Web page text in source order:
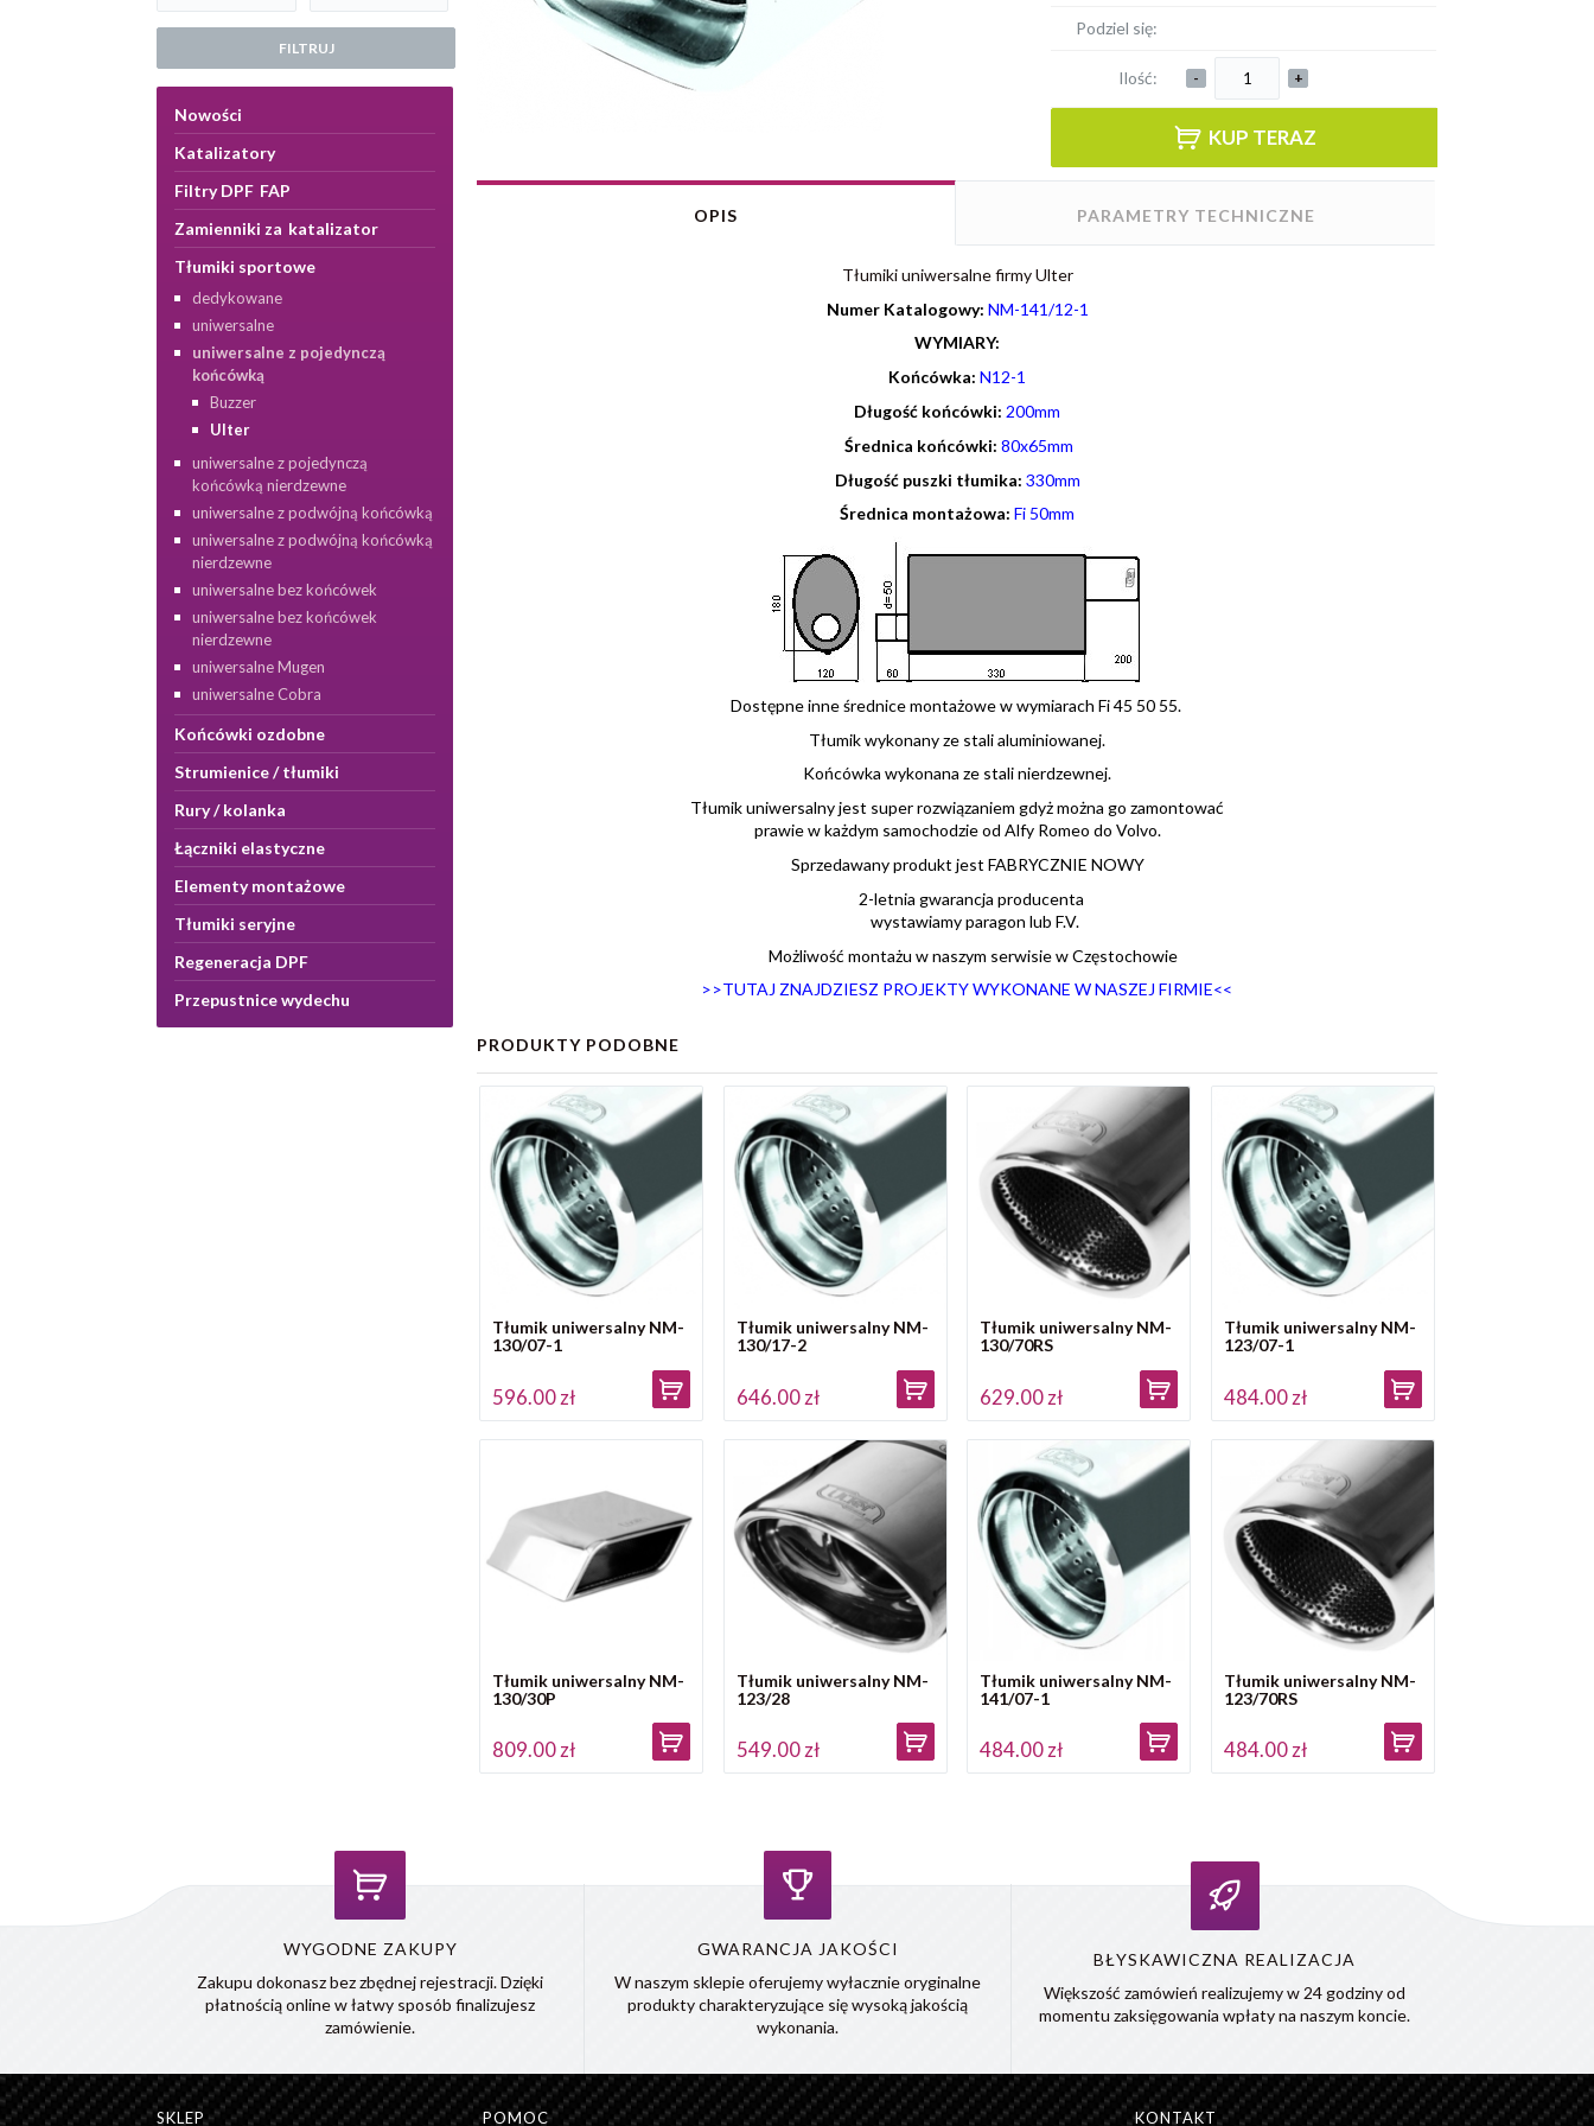
FILTRUJ
Nowości
Katalizatory
Filtry DPF FAP
Zamienniki za katalizator
Tłumiki sportowe
dedykowane
uniwersalne
uniwersalne z pojedynczą
końcówką
Buzzer
Ulter
uniwersalne z pojedynczą
końcówką nierdzewne
uniwersalne z podwójną końcówką
uniwersalne z podwójną końcówką
nierdzewne
uniwersalne bez końcówek
uniwersalne bez końcówek
nierdzewne
uniwersalne Mugen
uniwersalne Cobra
Końcówki ozdobne
Strumienice / tłumiki
Rury / kolanka
Łączniki elastyczne
Elementy montażowe
Tłumiki seryjne
Regeneracja DPF
Przepustnice wydechu
Podziel się:
Ilość: - +
KUP TERAZ
OPIS PARAMETRY TECHNICZNE
Tłumiki uniwersalne firmy Ulter
Numer Katalogowy: NM-141/12-1
WYMIARY:
Końcówka: N12-1
Długość końcówki: 200mm
Średnica końcówki: 80x65mm
Długość puszki tłumika: 330mm
Średnica montażowa: Fi 50mm
Dostępne inne średnice montażowe w wymiarach Fi 45 50 55.
Tłumik wykonany ze stali aluminiowanej.
Końcówka wykonana ze stali nierdzewnej.
Tłumik uniwersalny jest super rozwiązaniem gdyż można go zamontować
prawie w każdym samochodzie od Alfy Romeo do Volvo.
Sprzedawany produkt jest FABRYCZNIE NOWY
2-letnia gwarancja producenta
wystawiamy paragon lub F.V.
Możliwość montażu w naszym serwisie w Częstochowie
>>TUTAJ ZNAJDZIESZ PROJEKTY WYKONANE W NASZEJ FIRMIE<<
PRODUKTY PODOBNE
Tłumik uniwersalny NM-
130/07-1
596.00 zł
Tłumik uniwersalny NM-
130/17-2
646.00 zł
Tłumik uniwersalny NM-
130/70RS
629.00 zł
Tłumik uniwersalny NM-
123/07-1
484.00 zł
Tłumik uniwersalny NM-
130/30P
809.00 zł
Tłumik uniwersalny NM-
123/28
549.00 zł
Tłumik uniwersalny NM-
141/07-1
484.00 zł
Tłumik uniwersalny NM-
123/70RS
484.00 zł
WYGODNE ZAKUPY
Zakupu dokonasz bez zbędnej rejestracji. Dzięki
płatnością online w łatwy sposób finalizujesz
zamówienie.
GWARANCJA JAKOŚCI
W naszym sklepie oferujemy wyłacznie oryginalne
produkty charakteryzujące się wysoką jakością
wykonania.
BŁYSKAWICZNA REALIZACJA
Większość zamówień realizujemy w 24 godziny od
momentu zaksięgowania wpłaty na naszym koncie.
SKLEP POMOC KONTAKT